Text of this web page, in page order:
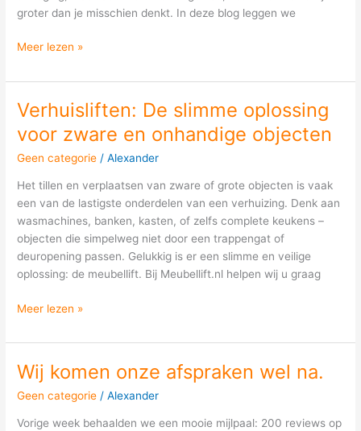
groter dan je misschien denkt. In deze blog leggen we
weten
Meer lezen »
Verhuisliften: De slimme oplossing
voor zware en onhandige objecten
Geen categorie /Alexander
Het tillen en verplaatsen van zware of grote objecten is vaak
een van de lastigste onderdelen van een verhuizing. Denk aan
wasmachines, banken, kasten, of zelfs complete keukens –
objecten die simpelweg niet door een trappengat of
deuropening passen. Gelukkig is er een slimme en veilige
oplossing: de meubellift. Bij Meubellift.nl helpen wij u graag
Verhuisliften:
slimme
oplossing
objecten
Meer lezen »
Wij komen onze afspraken wel na.
Geen categorie /Alexander
Vorige week behaalden we een mooie mijlpaal: 200 reviews op
Wij
komen
onze
afspraken